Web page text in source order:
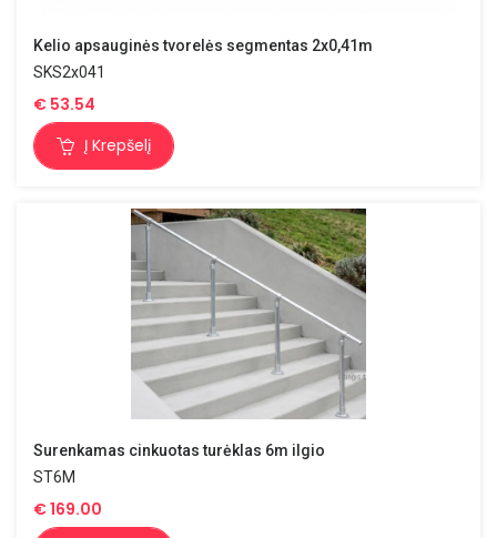
Kelio apsauginės tvorelės segmentas 2x0,41m
SKS2x041
€ 53.54
Į Krepšelį
Surenkamas cinkuotas turėklas 6m ilgio
ST6M
€169.00